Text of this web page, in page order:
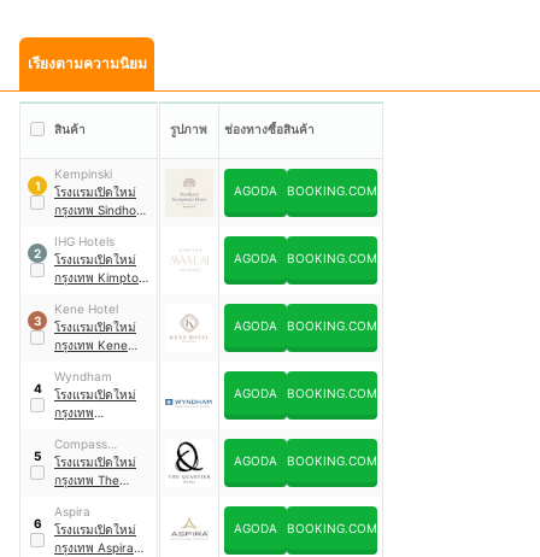
เรียงตามความนิยม
สินค้า รูปภาพ ช่องทางซื้อสินค้า
1
Kempinski
โรงแรมเปิดใหม่
กรุงเทพ Sindhorn
Bangkok
AGODA BOOKING.COM
2
IHG Hotels
โรงแรมเปิดใหม่
กรุงเทพ Kimpton
Bangkok
AGODA BOOKING.COM
3
Kene Hotel
โรงแรมเปิดใหม่
กรุงเทพ Kene
AGODA BOOKING.COM
4
Wyndham
โรงแรมเปิดใหม่
กรุงเทพ
Bangkok Queen
Convention
Centre
AGODA BOOKING.COM
5
Compass
Hospitality
โรงแรมเปิดใหม่
กรุงเทพ The
Sukhumvit 39
AGODA BOOKING.COM
6
Aspira
โรงแรมเปิดใหม่
กรุงเทพ Aspira
AGODA BOOKING.COM